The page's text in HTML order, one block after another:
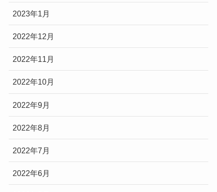
2023年1月
2022年12月
2022年11月
2022年10月
2022年9月
2022年8月
2022年7月
2022年6月